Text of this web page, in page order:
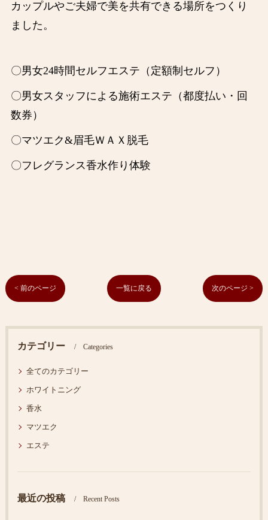
カップルやご夫婦で美を共有できる場所をつくり
ました。
〇男女24時間セルフエステ（定額制セルフ）
〇男女スタッフによる施術エステ（都度払い・回
数券）
〇マツエク&眉毛ＷＡＸ脱毛
〇フレグランス香水作り体験
< 前のページ 一覧に戻る 次のページ >
カテゴリー Categories
全てのカテゴリー
ホワイトニング
香水
マツエク
エステ
最近の投稿 Recent Posts